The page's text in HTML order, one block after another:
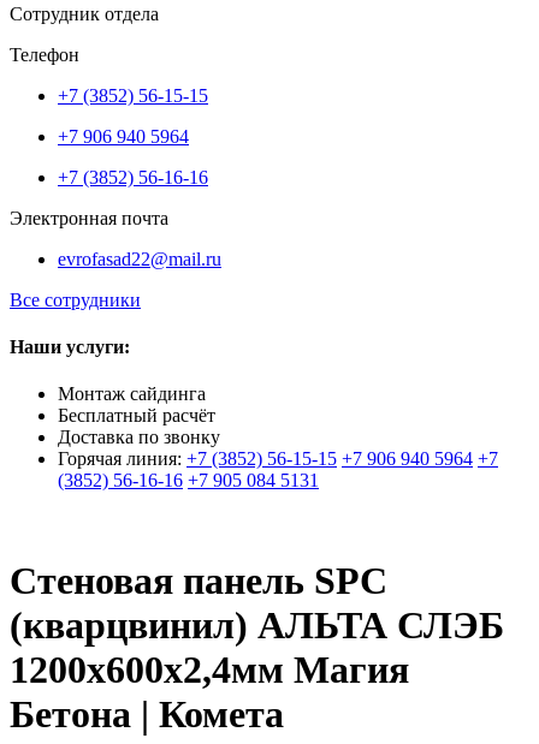
Сотрудник отдела
Телефон
+7 (3852) 56-15-15
+7 906 940 5964
+7 (3852) 56-16-16
Электронная почта
evrofasad22@mail.ru
Все сотрудники
Наши услуги:
Монтаж сайдинга
Бесплатный расчёт
Доставка по звонку
Горячая линия: +7 (3852) 56-15-15 +7 906 940 5964 +7
(3852) 56-16-16 +7 905 084 5131
Стеновая панель SPC
(кварцвинил) АЛЬТА СЛЭБ
1200х600х2,4мм Магия
Бетона | Комета